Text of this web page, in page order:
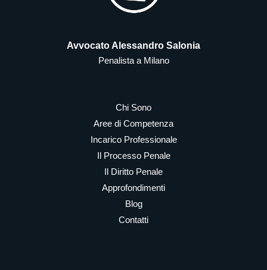
Avvocato Alessandro Salonia
Penalista a Milano
Chi Sono
Aree di Competenza
Incarico Professionale
Il Processo Penale
Il Diritto Penale
Approfondimenti
Blog
Contatti